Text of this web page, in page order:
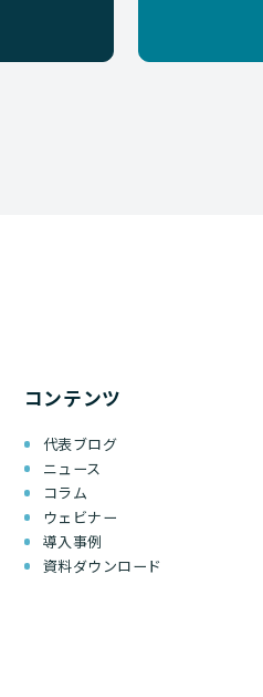
コンテンツ
代表ブログ
ニュース
コラム
ウェビナー
導入事例
資料ダウンロード